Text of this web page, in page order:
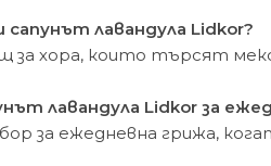
сапунът лавандула Lidkor?
за хора, които търсят
лавандула Lidkor за
за ежедневна грижа,